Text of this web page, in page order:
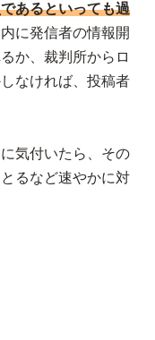
あるといっても過
に発信者の情報開
か、裁判所からロ
なければ、投稿者
気付いたら、その
るなど速やかに対